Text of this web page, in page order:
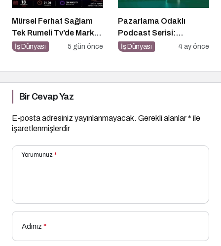
Mürsel Ferhat Sağlam
Tek Rumeli Tv’de Marka
Atölyesi Programına
İş Dünyası 5 gün önce
Pazarlama Odaklı
Podcast Serisi:
Pazarlama Sohbetleri
İş Dünyası 4 ay önce
Bir Cevap Yaz
E-posta adresiniz yayınlanmayacak. Gerekli alanlar* ile
işaretlenmişlerdir
Yorumunuz *
Adınız *